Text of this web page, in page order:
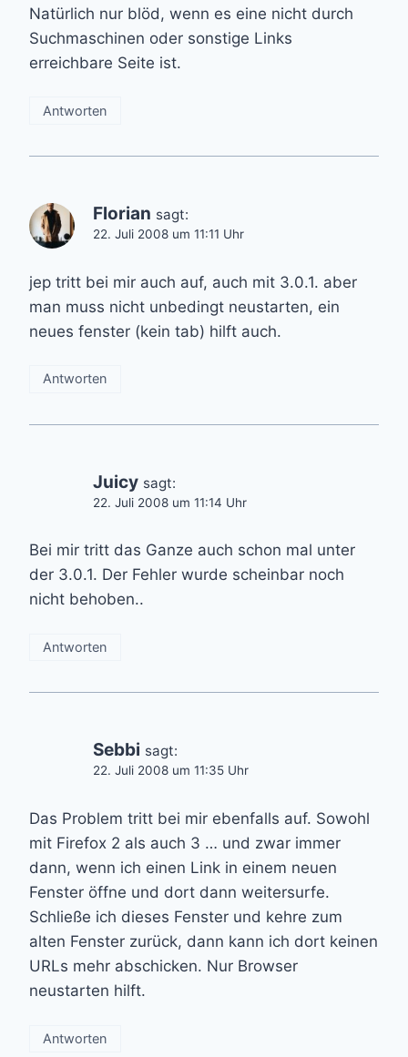
Natürlich nur blöd, wenn es eine nicht durch
Suchmaschinen oder sonstige Links
erreichbare Seite ist.
Antworten
Florian sagt:
22. Juli 2008 um 11:11 Uhr
jep tritt bei mir auch auf, auch mit 3.0.1. aber
man muss nicht unbedingt neustarten, ein
neues fenster (kein tab) hilft auch.
Antworten
Juicy sagt:
22. Juli 2008 um 11:14 Uhr
Bei mir tritt das Ganze auch schon mal unter
der 3.0.1. Der Fehler wurde scheinbar noch
nicht behoben..
Antworten
Sebbi sagt:
22. Juli 2008 um 11:35 Uhr
Das Problem tritt bei mir ebenfalls auf. Sowohl
mit Firefox 2 als auch 3 … und zwar immer
dann, wenn ich einen Link in einem neuen
Fenster öffne und dort dann weitersurfe.
Schließe ich dieses Fenster und kehre zum
alten Fenster zurück, dann kann ich dort keinen
URLs mehr abschicken. Nur Browser
neustarten hilft.
Antworten